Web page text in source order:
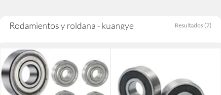
Rodamientos y roldana - kuangye Resultados (7)